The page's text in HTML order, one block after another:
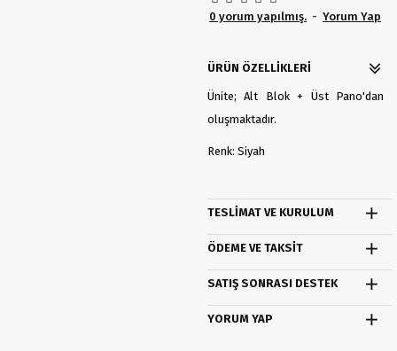
0 yorum yapılmış. - Yorum Yap
ÜRÜN ÖZELLIKLERI
Ünite; Alt Blok + Üst Pano'dan
oluşmaktadır.
Renk: Siyah
TESLIMAT VE KURULUM
ÖDEME VE TAKSIT
SATIŞ SONRASI DESTEK
YORUM YAP